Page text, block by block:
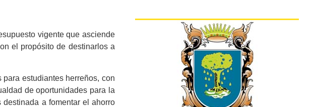
vigente que asciende
el propósito de destinarlos a
estudiantes herreños, con
de oportunidades para la
a fomentar el ahorro